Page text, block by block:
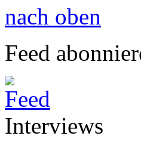
nach oben
Feed
Interviews